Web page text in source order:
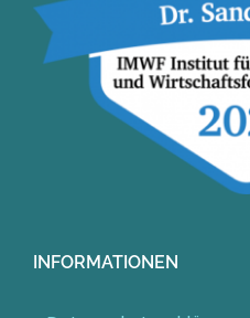
INFORMATIONEN